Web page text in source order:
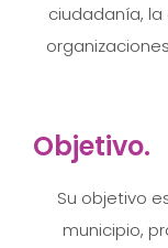
ciudadanía,
Objetivo.
Su objetivo
municipio,